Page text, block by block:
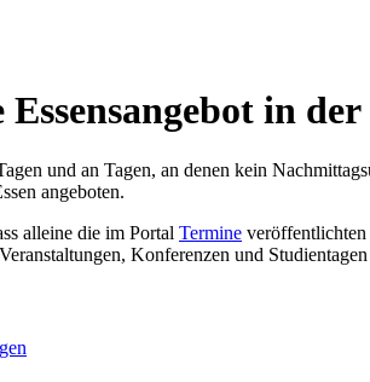
Essensangebot in
und an Tagen, an denen kein
angeboten.
alleine die im Portal Termine
Konferenzen und